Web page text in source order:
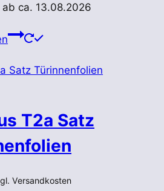
ab ca. 13.08.2026
T2a Satz
Versandkosten